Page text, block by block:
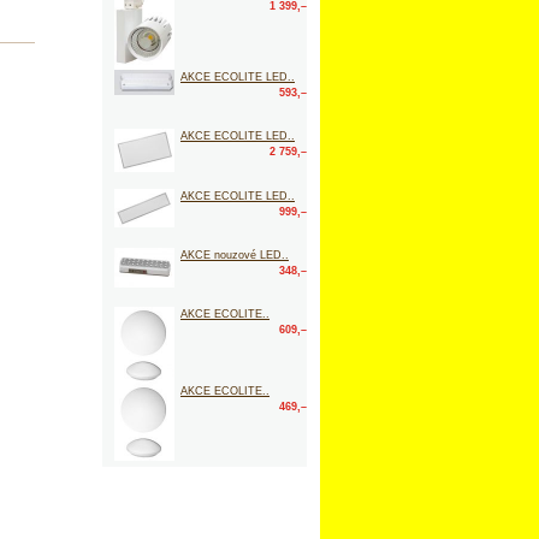
1 399,–
AKCE ECOLITE LED..
593,–
AKCE ECOLITE LED..
2 759,–
AKCE ECOLITE LED..
999,–
AKCE nouzové LED..
348,–
AKCE ECOLITE..
609,–
AKCE ECOLITE..
469,–